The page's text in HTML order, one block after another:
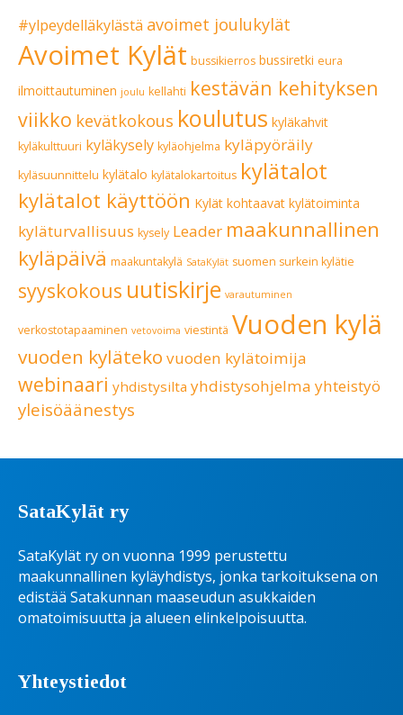
#ylpeydelläkylästä avoimet joulukylät
Avoimet Kylät bussikierros bussiretki eura
ilmoittautuminen joulu kellahti kestävän kehityksen
viikko kevätkokous koulutus kyläkahvit
kyläkulttuuri kyläkysely kyläohjelma kyläpyöräily
kyläsuunnittelu kylätalo kylätalokartoitus kylätalot
kylätalot käyttöön Kylät kohtaavat kylätoiminta
kyläturvallisuus kysely Leader maakunnallinen
kyläpäivä maakuntakylä SataKylät suomen surkein kylätie
syyskokous uutiskirje varautuminen
verkostotapaaminen vetovoima viestintä Vuoden kylä
vuoden kyläteko vuoden kylätoimija
webinaari yhdistysilta yhdistysohjelma yhteistyö
yleisöäänestys
SataKylät ry
SataKylät ry on vuonna 1999 perustettu
maakunnallinen kyläyhdistys, jonka tarkoituksena on
edistää Satakunnan maaseudun asukkaiden
omatoimisuutta ja alueen elinkelpoisuutta.
Yhteystiedot